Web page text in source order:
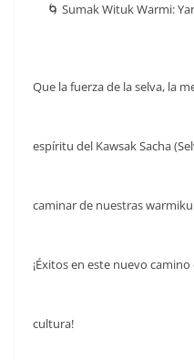
Sumak Wituk Warmi:
Que la fuerza de la selva, la
espíritu del Kawsak Sacha
caminar de nuestras
¡Éxitos en este nuevo
cultura!